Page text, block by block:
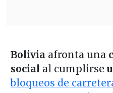
Bolivia afronta una
social al cumplirse
bloqueos de